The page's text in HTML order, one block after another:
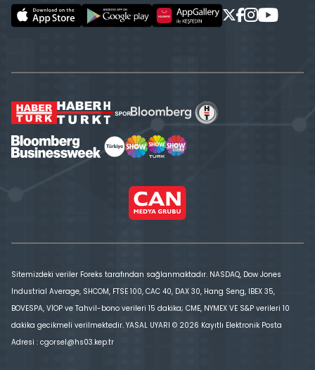
Sitemizdeki veriler Foreks tarafından sağlanmaktadır. NASDAQ, Dow Jones
Industrial Average, SHCOM, FTSE 100, CAC 40, DAX 30, Hang Seng, IBEX 35,
BOVESPA, VİOP ve Tahvil-bono verileri 15 dakika; CME, NYMEX VE S&P verileri 10
dakika gecikmeli verilmektedir. YASAL UYARI © 2026 Kayıtlı Elektronik Posta
Adresi : cgorsel@hs03.kep.tr